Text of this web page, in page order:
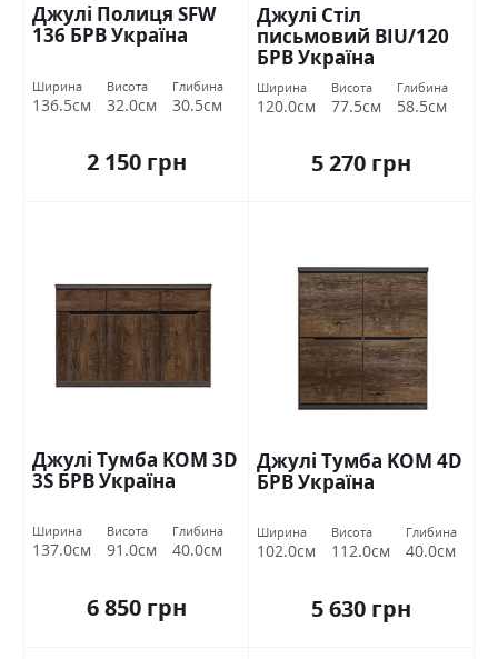
Джулі Полиця SFW
136 БРВ Україна
Ширина
136.5см
Висота
32.0см
Глибина
30.5см
2 150 грн
Джулі Стіл
письмовий BIU/120
БРВ Україна
Ширина
120.0см
Висота
77.5см
Глибина
58.5см
5 270 грн
Джулі Тумба KOM 3D
3S БРВ Україна
Ширина
137.0см
Висота
91.0см
Глибина
40.0см
6 850 грн
Джулі Тумба KOM 4D
БРВ Україна
Ширина
102.0см
Висота
112.0см
Глибина
40.0см
5 630 грн